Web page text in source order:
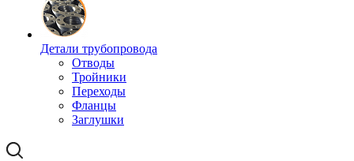
Детали трубопровода
Отводы
Тройники
Переходы
Фланцы
Заглушки